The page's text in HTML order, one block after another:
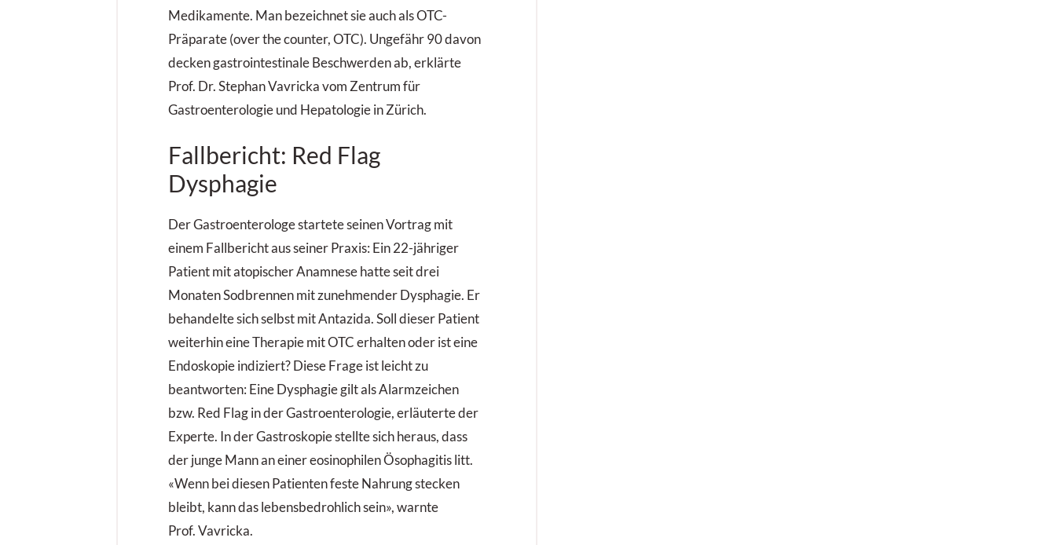
Medikamente. Man bezeichnet sie auch als OTC-
Präparate (over the counter, OTC). Ungefähr 90 davon
decken gastrointestinale Beschwerden ab, erklärte
Prof. Dr. Stephan Vavricka vom Zentrum für
Gastroenterologie und Hepatologie in Zürich.
Fallbericht: Red Flag
Dysphagie
Der Gastroenterologe startete seinen Vortrag mit
einem Fallbericht aus seiner Praxis: Ein 22-jähriger
Patient mit atopischer Anamnese hatte seit drei
Monaten Sodbrennen mit zunehmender Dysphagie. Er
behandelte sich selbst mit Antazida. Soll dieser Patient
weiterhin eine Therapie mit OTC erhalten oder ist eine
Endoskopie indiziert? Diese Frage ist leicht zu
beantworten: Eine Dysphagie gilt als Alarmzeichen
bzw. Red Flag in der Gastroenterologie, erläuterte der
Experte. In der Gastroskopie stellte sich heraus, dass
der junge Mann an einer eosinophilen Ösophagitis litt.
«Wenn bei diesen Patienten feste Nahrung stecken
bleibt, kann das lebensbedrohlich sein», warnte
Prof. Vavricka.